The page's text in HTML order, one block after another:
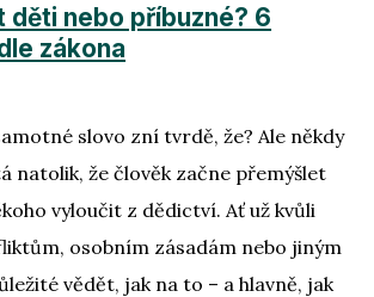
děti nebo příbuzné? 6
zákona
slovo zní tvrdě, že? Ale někdy
natolik, že člověk začne přemýšlet
vyloučit z dědictví. Ať už kvůli
osobním zásadám nebo jiným
vědět, jak na to – a hlavně, jak